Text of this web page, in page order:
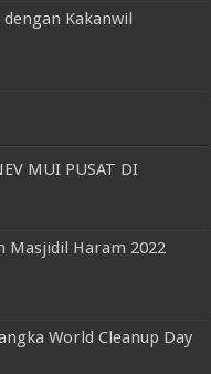
Kakanwil
MUI PUSAT DI
Masjidil Haram 2022
World Cleanup Day